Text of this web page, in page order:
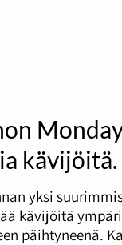
kävijöitä.
yksi
kävijöitä
päihtyneenä.